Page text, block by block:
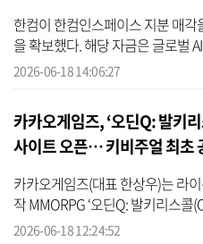
한컴이 한컴인스페이스 지분 매
을 확보했다. 해당 자금은 글로벌
컴은 최근 ‘소버린 에이전틱 OS’
2026-06-18 14:06:27
카카오게임즈, ‘오딘Q: 발키
사이트 오픈… 키비주얼 최초
카카오게임즈(대표 한상우)는 라
작 MMORPG ‘오딘Q: 발키리스콜
사이트를 오픈하고, 부제 및 키비
2026-06-18 12:24:52